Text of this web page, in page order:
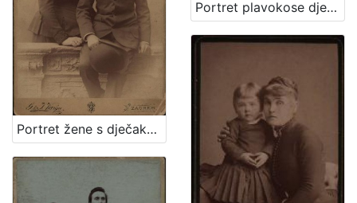
Portret plavokose djevojčice / Mosinger ; [izradio] Artistički zavod Mosinger
Portret žene s dječakom / G. & I. Varga